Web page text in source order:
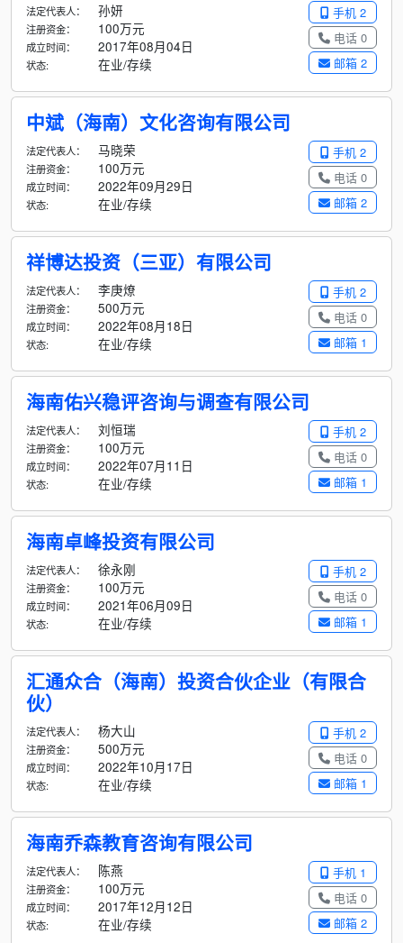
手机 2
电话 0
邮箱 2
法定代表人： 孙妍
注册资金： 100万元
成立时间： 2017年08月04日
状态: 在业/存续
中斌（海南）文化咨询有限公司
手机 2
电话 0
邮箱 2
法定代表人： 马晓荣
注册资金： 100万元
成立时间： 2022年09月29日
状态: 在业/存续
祥博达投资（三亚）有限公司
手机 2
电话 0
邮箱 1
法定代表人： 李庚燎
注册资金： 500万元
成立时间： 2022年08月18日
状态: 在业/存续
海南佑兴稳评咨询与调查有限公司
手机 2
电话 0
邮箱 1
法定代表人： 刘恒瑞
注册资金： 100万元
成立时间： 2022年07月11日
状态: 在业/存续
海南卓峰投资有限公司
手机 2
电话 0
邮箱 1
法定代表人： 徐永刚
注册资金： 100万元
成立时间： 2021年06月09日
状态: 在业/存续
汇通众合（海南）投资合伙企业（有限合
伙）
手机 2
电话 0
邮箱 1
法定代表人： 杨大山
注册资金： 500万元
成立时间： 2022年10月17日
状态: 在业/存续
海南乔森教育咨询有限公司
手机 1
电话 0
邮箱 2
法定代表人： 陈燕
注册资金： 100万元
成立时间： 2017年12月12日
状态: 在业/存续